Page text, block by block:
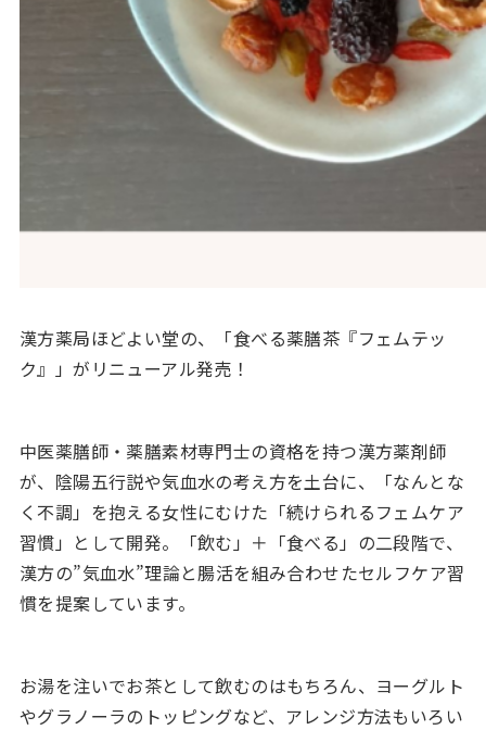
漢方薬局ほどよい堂の、「食べる薬膳茶『フェムテッ
ク』」がリニューアル発売！
中医薬膳師・薬膳素材専門士の資格を持つ漢方薬剤師
が、陰陽五行説や気血水の考え方を土台に、「なんとな
く不調」を抱える女性にむけた「続けられるフェムケア
習慣」として開発。「飲む」＋「食べる」の二段階で、
漢方の”気血水”理論と腸活を組み合わせたセルフケア習
慣を提案しています。
お湯を注いでお茶として飲むのはもちろん、ヨーグルト
やグラノーラのトッピングなど、アレンジ方法もいろい